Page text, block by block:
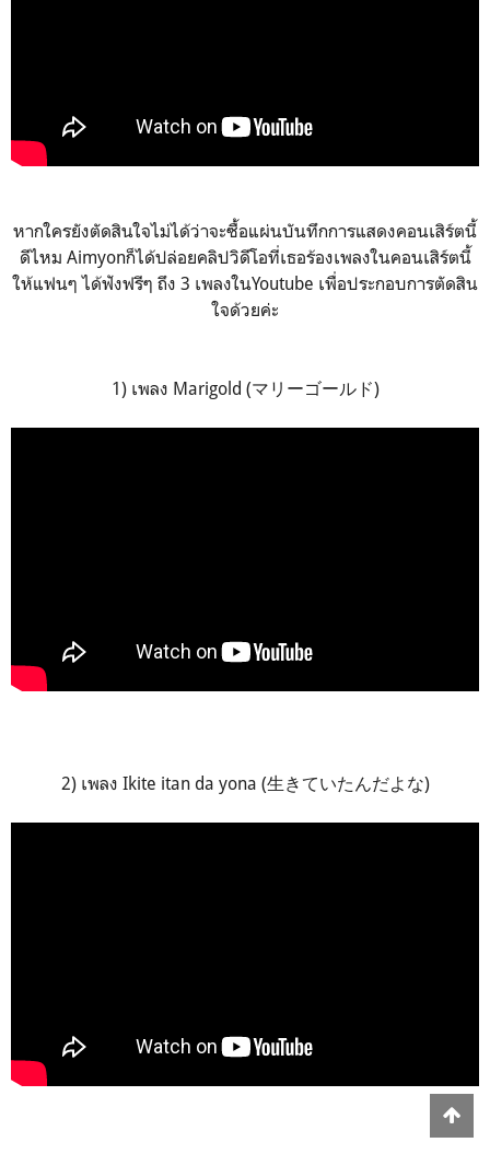
หากใครยังตัดสินใจไม่ได้ว่าจะซื้อแผ่นบันทึกการแสดงคอนเสิร์ตนี้
ดีไหม Aimyonก็ได้ปล่อยคลิปวิดีโอที่เธอร้องเพลงในคอนเสิร์ตนี้
ให้แฟนๆ ได้ฟังฟรีๆ ถึง 3 เพลงในYoutube เพื่อประกอบการตัดสิน
ใจด้วยค่ะ
1) เพลง Marigold (マリーゴールド)
2) เพลง Ikite itan da yona (生きていたんだよな)